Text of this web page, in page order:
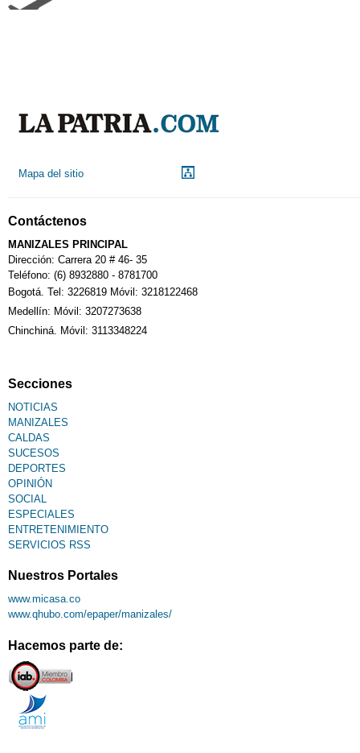
Calendario Tributario
Sudoku
Mapa del sitio
Contáctenos
MANIZALES PRINCIPAL
Dirección: Carrera 20 # 46- 35
Teléfono: (6) 8932880 - 8781700
Bogotá. Tel: 3226819 Móvil: 3218122468
Medellín: Móvil: 3207273638
Chinchiná. Móvil: 3113348224
Secciones
NOTICIAS
MANIZALES
CALDAS
SUCESOS
DEPORTES
OPINIÓN
SOCIAL
ESPECIALES
ENTRETENIMIENTO
SERVICIOS RSS
Nuestros Portales
www.micasa.co
www.qhubo.com/epaper/manizales/
Hacemos parte de: